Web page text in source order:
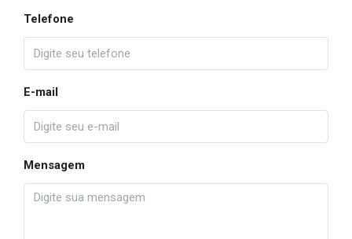
Telefone
E-mail
Mensagem